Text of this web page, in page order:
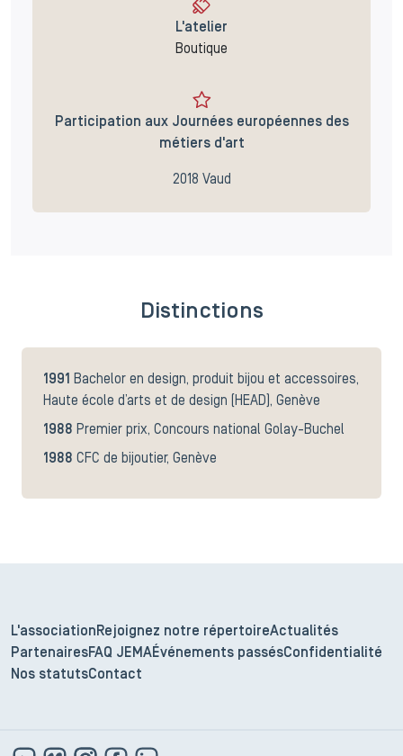
L'atelier
Boutique
Participation aux Journées européennes des
métiers d'art
2018 Vaud
Distinctions
1991
Bachelor en design, produit bijou et accessoires,
Haute école d’arts et de design (HEAD), Genève
1988 Premier prix, Concours national Golay-Buchel
1988 CFC de bijoutier, Genève
L'association Rejoignez notre répertoireActualités
PartenairesFAQ JEMAÉvénements passésConfidentialité
Nos statutsContact